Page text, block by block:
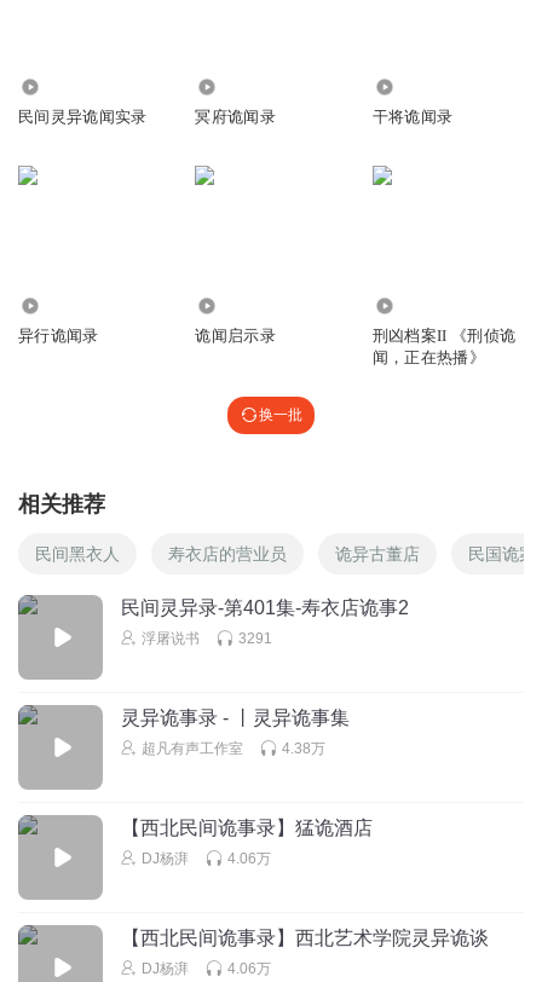
民间灵异诡闻实录 冥府诡闻录 干将诡闻录
异行诡闻录 诡闻启示录
刑凶档案II 《刑侦诡
闻，正在热播》
换一批
相关推荐
民间黑衣人 寿衣店的营业员 诡异古董店 民国诡案
民间灵异录-第401集-寿衣店诡事2
浮屠说书 3291
灵异诡事录 - 丨灵异诡事集
超凡有声工作室 4.38万
【西北民间诡事录】猛诡酒店
DJ杨湃 4.06万
【西北民间诡事录】西北艺术学院灵异诡谈
DJ杨湃 4.06万